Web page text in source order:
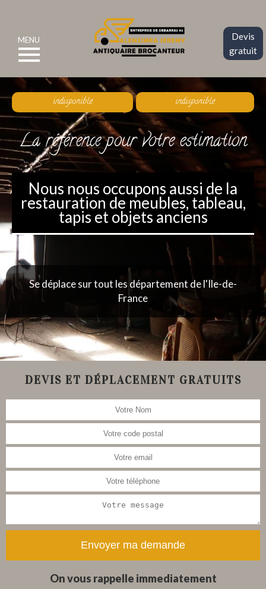
Devis
gratuit
MENU
indisponible indisponible
La référence pour votre estimation
Nous nous occupons aussi de la
restauration de meubles, tableau,
tapis et objets anciens
Se déplace sur tout les département de l'Ile-de-
France
DEVIS ET DÉPLACEMENT GRATUITS
On vous rappelle immediatement
restauration de meubles, tableau,
tapis et objets anciens